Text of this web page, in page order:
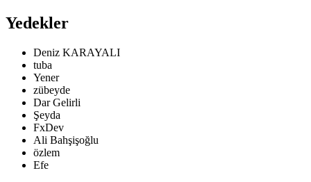
Yedekler
Deniz KARAYALI
tuba
Yener
zübeyde
Dar Gelirli
Şeyda
FxDev
Ali Bahşişoğlu
özlem
Efe